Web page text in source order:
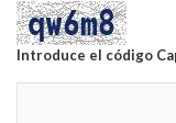
Introduce el código